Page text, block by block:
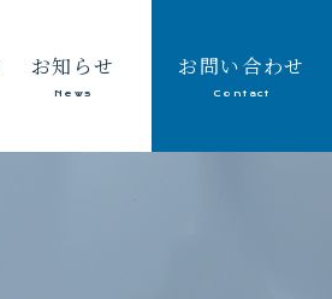
お知らせ
News
お問い合わせ
Contact